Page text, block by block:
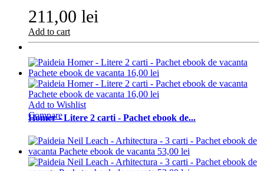
211,00 lei
Add to cart
Add to Wishlist
Compare
Homer - Litere 2 carti - Pachet ebook de...